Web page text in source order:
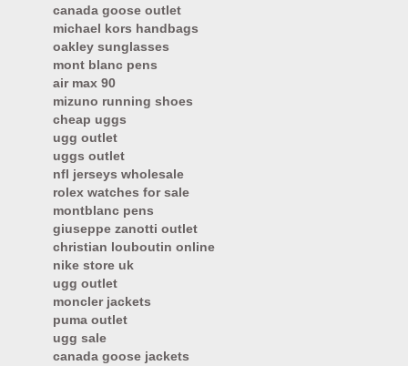
canada goose outlet
michael kors handbags
oakley sunglasses
mont blanc pens
air max 90
mizuno running shoes
cheap uggs
ugg outlet
uggs outlet
nfl jerseys wholesale
rolex watches for sale
montblanc pens
giuseppe zanotti outlet
christian louboutin online
nike store uk
ugg outlet
moncler jackets
puma outlet
ugg sale
canada goose jackets